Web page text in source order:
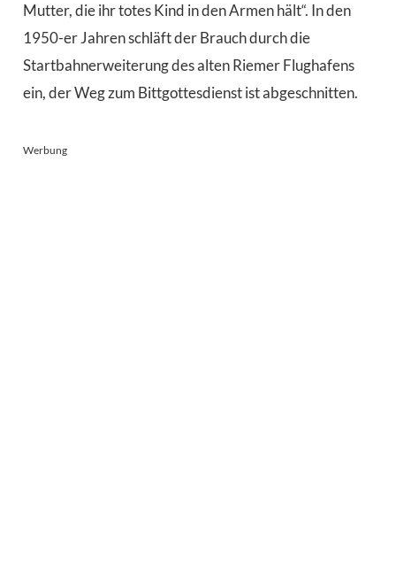
Mutter, die ihr totes Kind in den Armen hält“. In den
1950-er Jahren schläft der Brauch durch die
Startbahnerweiterung des alten Riemer Flughafens
ein, der Weg zum Bittgottesdienst ist abgeschnitten.
Werbung